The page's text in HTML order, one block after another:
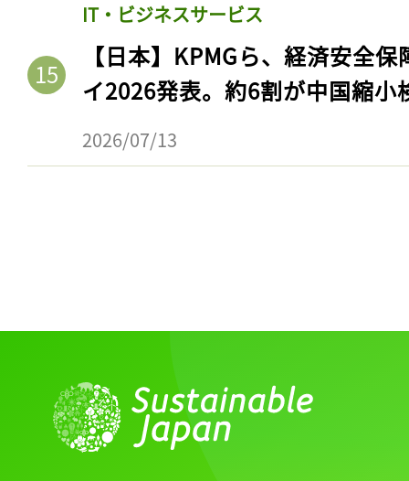
IT・ビジネスサービス
【日本】KPMGら、経済安全
イ2026発表。約6割が中国縮小
2026/07/13
会員登録